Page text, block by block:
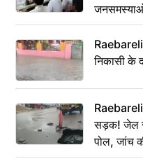
निकासी के
सड़क! जेल
पोल, जांच